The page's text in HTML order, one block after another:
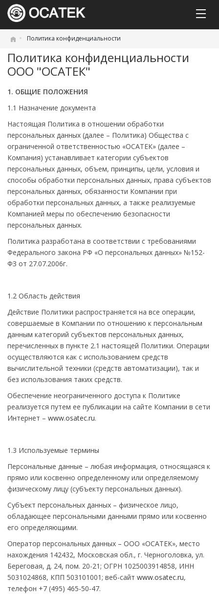
Политика конфиденциальности
Политика конфиденциальности
ООО "ОСАТЕК"
1. ОБЩИЕ ПОЛОЖЕНИЯ
1.1 Назначение документа
Настоящая Политика в отношении обработки
персональных данных (далее – Политика) Общества с
ограниченной ответственностью «ОСАТЕК» (далее –
Компания) устанавливает категории субъектов
персональных данных, объем, принципы, цели, условия и
способы обработки персональных данных, права субъектов
персональных данных, обязанности Компании при
обработки персональных данных, а также реализуемые
Компанией меры по обеспечению безопасности
персональных данных.
Политика разработана в соответствии с требованиями
Федерального закона РФ «О персональных данных» №152-
ФЗ от 27.07.2006г.
1.2 Область действия
Действие Политики распространяется на все операции,
совершаемые в Компании по отношению к персональным
данным категорий субъектов персональных данных,
перечисленных в пункте 2.1 настоящей Политики. Операции
осуществляются как с использованием средств
вычислительной техники (средств автоматизации), так и
без использования таких средств.
Обеспечение неограниченного доступа к Политике
реализуется путем ее публикации на сайте Компании в сети
Интернет – www.osatec.ru.
1.3 Используемые термины
Персональные данные – любая информация, относящаяся к
прямо или косвенно определенному или определяемому
физическому лицу (субъекту персональных данных).
Субъект персональных данных – физическое лицо,
обладающее персональными данными прямо или косвенно
его определяющими.
Оператор персональных данных – ООО «ОСАТЕК», место
нахождения 142432, Московская обл., г. Черноголовка, ул.
Береговая, д. 24, пом. 20-21; ОГРН 1025003914858, ИНН
5031024868, КПП 503101001; веб-сайт www.osatec.ru,
телефон +7 (495) 465-50-47.